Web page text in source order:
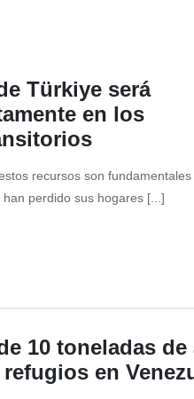
Türkiye será
en los
recursos son
perdido sus hogares [...]
10 toneladas de
en